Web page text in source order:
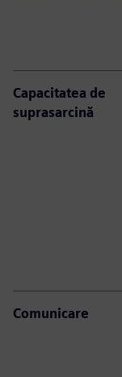
Capacitatea de
suprasarcină
Comunicare